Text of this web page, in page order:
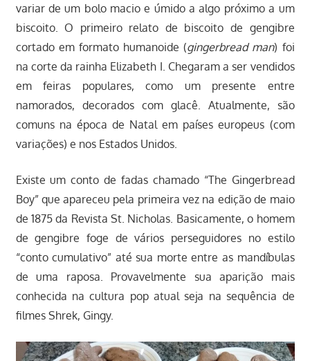
variar de um bolo macio e úmido a algo próximo a um
biscoito. O primeiro relato de biscoito de gengibre
cortado em formato humanoide (gingerbread man) foi
na corte da rainha Elizabeth I. Chegaram a ser vendidos
em feiras populares, como um presente entre
namorados, decorados com glacê. Atualmente, são
comuns na época de Natal em países europeus (com
variações) e nos Estados Unidos.
Existe um conto de fadas chamado “The Gingerbread
Boy” que apareceu pela primeira vez na edição de maio
de 1875 da Revista St. Nicholas. Basicamente, o homem
de gengibre foge de vários perseguidores no estilo
“conto cumulativo” até sua morte entre as mandíbulas
de uma raposa. Provavelmente sua aparição mais
conhecida na cultura pop atual seja na sequência de
filmes Shrek, Gingy.